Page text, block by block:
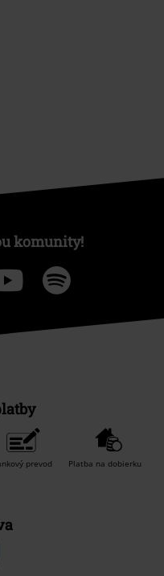
komunity!
prevod Platba na dobierku